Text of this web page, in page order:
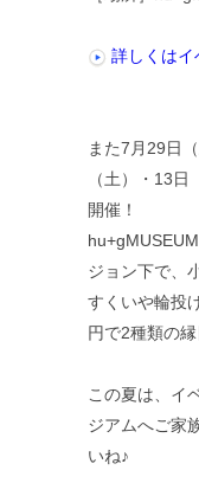
詳しくは
また7月29日
（土）・13日
開催！
ジョン下で、
すくいや輪投
円で2種類の
この夏は、イ
ジアムへご家
いね♪